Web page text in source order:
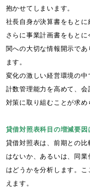
抱かせてしまいます。
社長自身が決算書をもとに
さらに事業計画書をもと
関への大切な情報開示で
ます。
変化の激しい経営環境の
計数管理能力を高めて、
対策に取り組むことが求め
貸借対照表科目の増減要因
貸借対照表は、前期との
はないか、あるいは、同
はどうかを分析します。
えます。